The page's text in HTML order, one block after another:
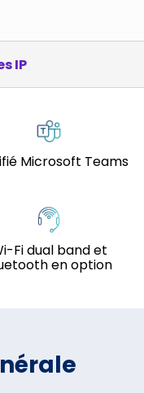
IP
Microsoft Teams
Fi dual band et
en option